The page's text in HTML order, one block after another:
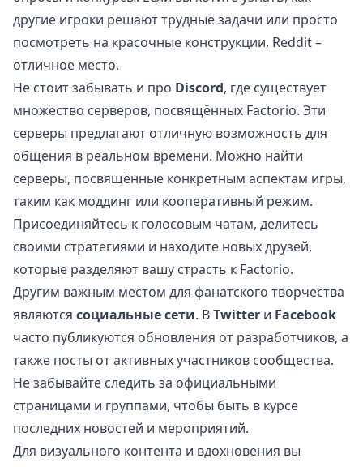
другие игроки решают трудные задачи или просто
посмотреть на красочные конструкции, Reddit –
отличное место.
Не стоит забывать и про Discord, где существует
множество серверов, посвящённых Factorio. Эти
серверы предлагают отличную возможность для
общения в реальном времени. Можно найти
серверы, посвящённые конкретным аспектам игры,
таким как моддинг или кооперативный режим.
Присоединяйтесь к голосовым чатам, делитесь
своими стратегиями и находите новых друзей,
которые разделяют вашу страсть к Factorio.
Другим важным местом для фанатского творчества
являются социальные сети. ВTwitter и Facebook
часто публикуются обновления от разработчиков, а
также посты от активных участников сообщества.
Не забывайте следить за официальными
страницами и группами, чтобы быть в курсе
последних новостей и мероприятий.
Для визуального контента и вдохновения вы